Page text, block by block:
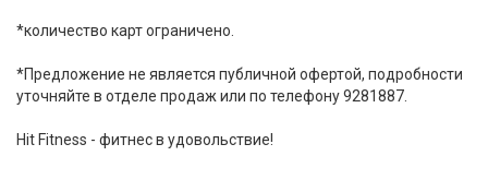
*количество карт ограничено.
*Предложение не является публичной офертой, подробности
уточняйте в отделе продаж или по телефону 9281887.
Hit Fitness - фитнес в удовольствие!